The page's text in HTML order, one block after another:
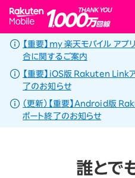
Rakuten Mobile
【重要】my 楽天モバイル ア
合に関するご案内
【重要】iOS版 Rakuten Link
了のお知らせ
（更新）【重要】Android版
ポート終了のお知らせ